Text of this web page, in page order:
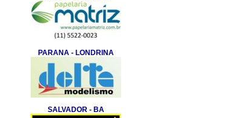
PARANA - LONDRINA
SALVADOR - BA